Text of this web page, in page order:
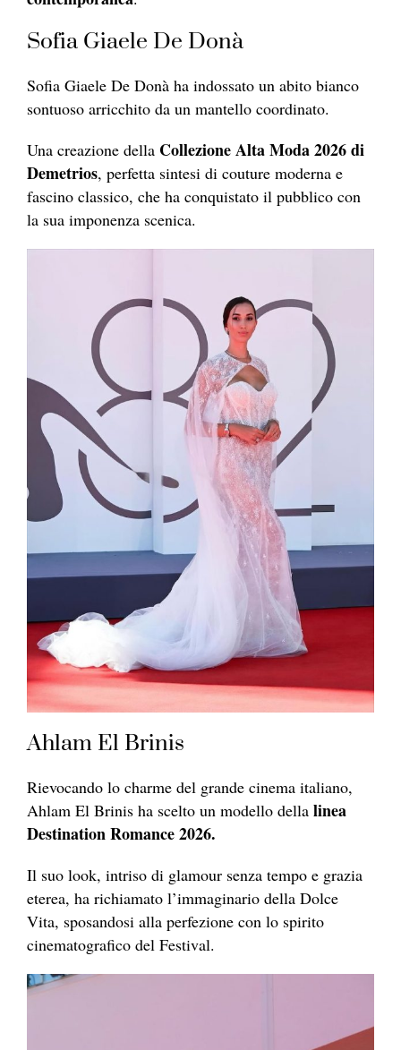
Sofia Giaele De Donà
Sofia Giaele De Donà ha indossato un abito bianco
sontuoso arricchito da un mantello coordinato.
Una creazione della Collezione Alta Moda 2026 di
Demetrios, perfetta sintesi di couture moderna e
fascino classico, che ha conquistato il pubblico con
la sua imponenza scenica.
Ahlam El Brinis
Rievocando lo charme del grande cinema italiano,
Ahlam El Brinis ha scelto un modello della linea
Destination Romance 2026.
Il suo look, intriso di glamour senza tempo e grazia
eterea, ha richiamato l’immaginario della Dolce
Vita, sposandosi alla perfezione con lo spirito
cinematografico del Festival.